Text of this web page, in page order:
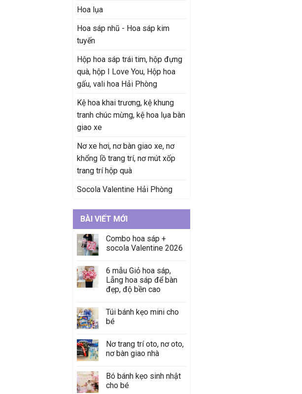
Hoa lụa
Hoa sáp nhũ - Hoa sáp kim
tuyến
Hộp hoa sáp trái tim, hộp đựng
quà, hộp I Love You, Hộp hoa
gấu, vali hoa Hải Phòng
Kệ hoa khai trương, kệ khung
tranh chúc mừng, kệ hoa lụa bàn
giao xe
Nơ xe hơi, nơ bàn giao xe, nơ
khổng lồ trang trí, nơ mút xốp
trang trí hộp quà
Socola Valentine Hải Phòng
BÀI VIẾT MỚI
Combo hoa sáp +
socola Valentine 2026
6 mẫu Giỏ hoa sáp,
Lẵng hoa sáp để bàn
đẹp, độ bền cao
Túi bánh kẹo mini cho
bé
Nơ trang trí oto, nơ oto,
nơ bàn giao nhà
Bó bánh kẹo sinh nhật
cho bé